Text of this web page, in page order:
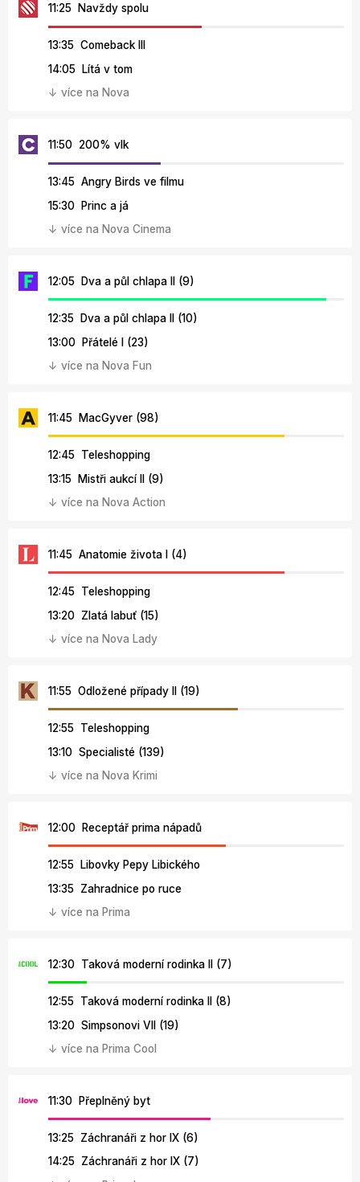
11:25 Navždy spolu
13:35 Comeback III
14:05 Lítá v tom
↓ více na Nova
11:50 200% vlk
13:45 Angry Birds ve filmu
15:30 Princ a já
↓ více na Nova Cinema
12:05 Dva a půl chlapa II (9)
12:35 Dva a půl chlapa II (10)
13:00 Přátelé I (23)
↓ více na Nova Fun
11:45 MacGyver (98)
12:45 Teleshopping
13:15 Mistři aukcí II (9)
↓ více na Nova Action
11:45 Anatomie života I (4)
12:45 Teleshopping
13:20 Zlatá labuť (15)
↓ více na Nova Lady
11:55 Odložené případy II (19)
12:55 Teleshopping
13:10 Specialisté (139)
↓ více na Nova Krimi
12:00 Receptář prima nápadů
12:55 Libovky Pepy Libického
13:35 Zahradnice po ruce
↓ více na Prima
12:30 Taková moderní rodinka II (7)
12:55 Taková moderní rodinka II (8)
13:20 Simpsonovi VII (19)
↓ více na Prima Cool
11:30 Přeplněný byt
13:25 Záchranáři z hor IX (6)
14:25 Záchranáři z hor IX (7)